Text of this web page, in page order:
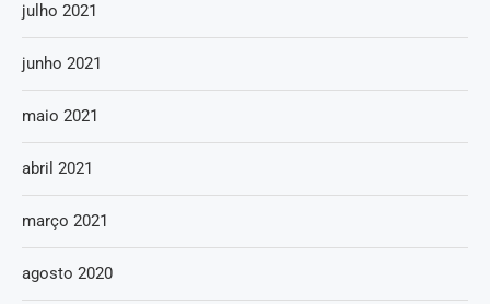
julho 2021
junho 2021
maio 2021
abril 2021
março 2021
agosto 2020